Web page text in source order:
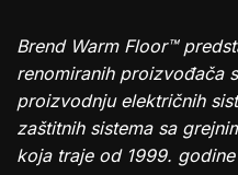
Brend Warm Floor™
renomiranih proizvođača
proizvodnju električnih
zaštitnih sistema sa
koja traje od 1999. godine